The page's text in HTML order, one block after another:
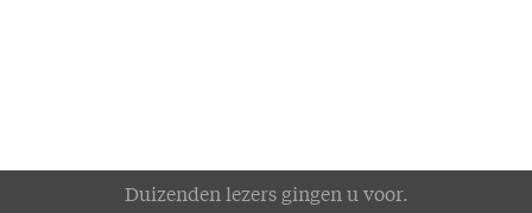
Duizenden lezers gingen u voor.